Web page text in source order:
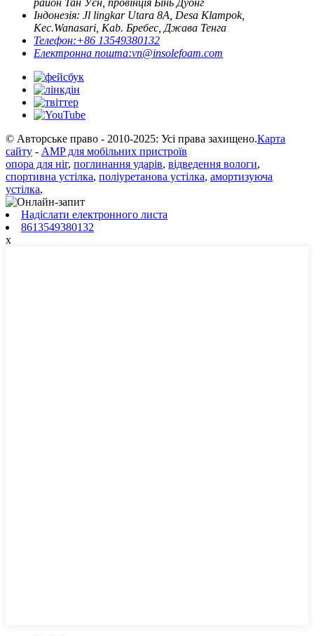
район Тан Уєн, провінція Бінь Дуонг
Індонезія: Jl lingkar Utara 8A, Desa Klampok,
Kec.Wanasari, Kab. Бребес, Джава Тенга
Телефон:+86 13549380132
Електронна пошта:vn@insolefoam.com
© Авторське право - 2010-2025: Усі права захищено.Карта
сайту - AMP для мобільних пристроїв
опора для ніг, поглинання ударів, відведення вологи,
спортивна устілка, поліуретанова устілка, амортизуюча
устілка,
Надіслати електронного листа
8613549380132
x